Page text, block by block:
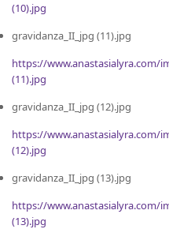
(10).jpg
gravidanza_II_jpg (11).jpg
https://www.anastasialyra.com/
(11).jpg
gravidanza_II_jpg (12).jpg
https://www.anastasialyra.com/
(12).jpg
gravidanza_II_jpg (13).jpg
https://www.anastasialyra.com/
(13).jpg